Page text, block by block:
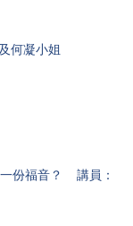
何凝小姐
份福音？ 講員：